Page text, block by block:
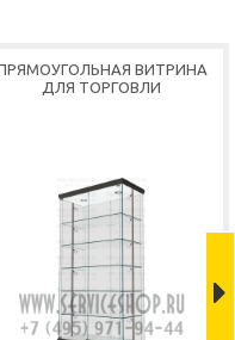
ВИТРИНА
ДЛЯ ТОРГОВЛИ